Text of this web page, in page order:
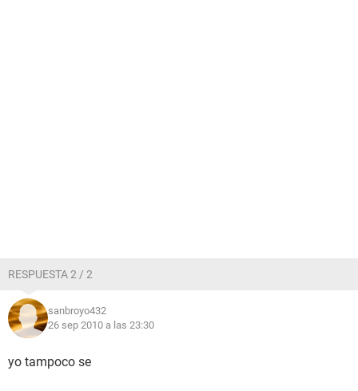
RESPUESTA 2 / 2
sanbroyo432
26 sep 2010 a las 23:30
yo tampoco se